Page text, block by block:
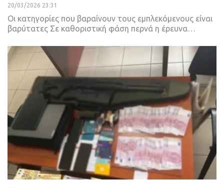
20/03/2026 23:31
Οι κατηγορίες που βαραίνουν τους εμπλεκόμενους είναι
βαρύτατες Σε καθοριστική φάση περνά η έρευνα…